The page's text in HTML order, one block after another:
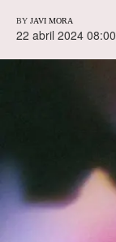
BY JAVI MORA
22 abril 2024 08:00